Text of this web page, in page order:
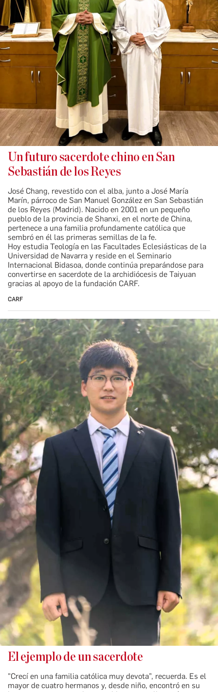
Un futuro sacerdote chino en San
Sebastián de los Reyes
José Chang, revestido con el alba, junto a José María
Marín, párroco de San Manuel González en San Sebastián
de los Reyes (Madrid). Nacido en 2001 en un pequeño
pueblo de la provincia de Shanxi, en el norte de China,
pertenece a una familia profundamente católica que
sembró en él las primeras semillas de la fe.
Hoy estudia Teología en las Facultades Eclesiásticas de la
Universidad de Navarra y reside en el Seminario
Internacional Bidasoa, donde continúa preparándose para
convertirse en sacerdote de la archidiócesis de Taiyuan
gracias al apoyo de la fundación CARF.
CARF
El ejemplo de un sacerdote
"Crecí en una familia católica muy devota”, recuerda. Es el
mayor de cuatro hermanos y, desde niño, encontró en su